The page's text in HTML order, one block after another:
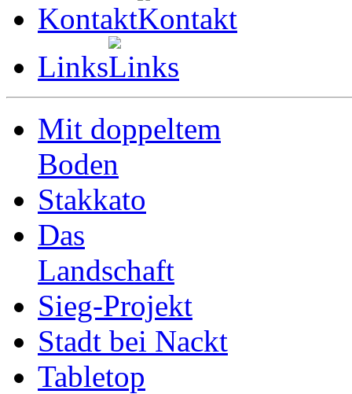
Kontakt
Links
Mit doppeltem
Boden
Stakkato
Das
Landschaft
Sieg-Projekt
Stadt bei Nackt
Tabletop